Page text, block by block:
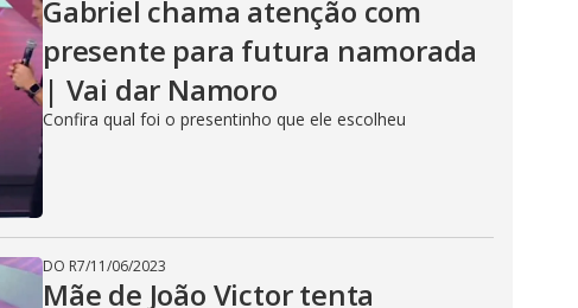
Gabriel chama atenção com
presente para futura namorada
| Vai dar Namoro
Confira qual foi o presentinho que ele escolheu
DO R7/11/06/2023
Mãe de João Victor tenta